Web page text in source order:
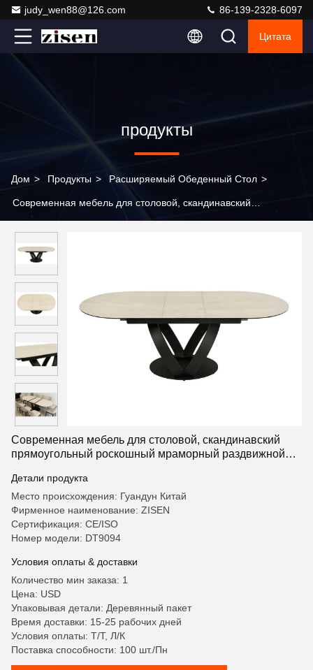
judy_wen88@126.com 86-139-2328-6097
Цитата
продукты
Дом > Продукты > Расширяемый Обеденный Стол >
Современная мебель для столовой, скандинавский
обеденный стол с 6-местными стульями на продажу
Современная мебель для столовой, скандинавский
прямоугольный роскошный мраморный раздвижной
Детали продукта
Место происхождения: Гуандун Китай
Фирменное наименование: ZISEN
Сертификация: CE/ISO
Номер модели: DT9094
Условия оплаты & доставки
Количество мин заказа: 1
Цена: USD
Упаковывая детали: Деревянный пакет
Время доставки: 15-25 рабочих дней
Условия оплаты: Т/Т, Л/К
Поставка способности: 100 шт./Пн